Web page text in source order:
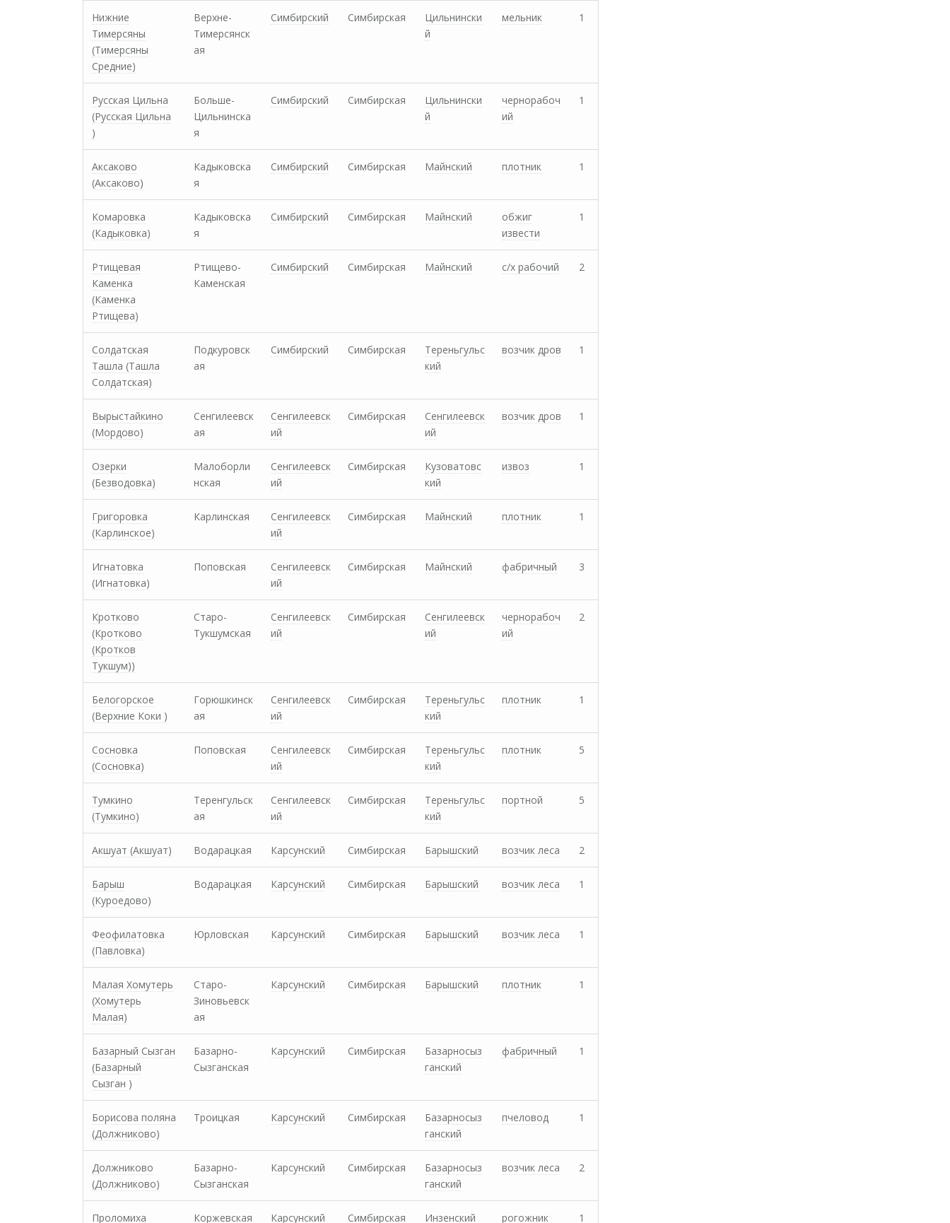
Нижние
Тимерсяны
(Тимерсяны
Средние)
Верхне-
Тимерсянск
ая
Симбирский Симбирская
Цильнински
й
мельник 1
Русская Цильна
(Русская Цильна
)
Больше-
Цильнинска
я
Симбирский Симбирская
Цильнински
й
чернорабоч
ий
1
Аксаково
(Аксаково)
Кадыковска
я
Симбирский Симбирская Майнский плотник 1
Комаровка
(Кадыковка)
Кадыковска
я
Симбирский Симбирская Майнский
обжиг
извести
1
Ртищевая
Каменка
(Каменка
Ртищева)
Ртищево-
Каменская
Симбирский Симбирская Майнский с/х рабочий 2
Солдатская
Ташла (Ташла
Солдатская)
Подкуровск
ая
Симбирский Симбирская
Тереньгульс
кий
возчик дров 1
Вырыстайкино
(Мордово)
Сенгилеевск
ая
Сенгилеевск
ий
Симбирская
Сенгилеевск
ий
возчик дров 1
Озерки
(Безводовка)
Малоборли
нская
Сенгилеевск
ий
Симбирская
Кузоватовс
кий
извоз 1
Григоровка
(Карлинское)
Карлинская
Сенгилеевск
ий
Симбирская Майнский плотник 1
Игнатовка
(Игнатовка)
Поповская
Сенгилеевск
ий
Симбирская Майнский фабричный 3
Кротково
(Кротково
(Кротков
Тукшум))
Старо-
Тукшумская
Сенгилеевск
ий
Симбирская
Сенгилеевск
ий
чернорабоч
ий
2
Белогорское
(Верхние Коки )
Горюшкинск
ая
Сенгилеевск
ий
Симбирская
Тереньгульс
кий
плотник 1
Сосновка
(Сосновка)
Поповская
Сенгилеевск
ий
Симбирская
Тереньгульс
кий
плотник 5
Тумкино
(Тумкино)
Теренгульск
ая
Сенгилеевск
ий
Симбирская
Тереньгульс
кий
портной 5
Акшуат (Акшуат) Водарацкая Карсунский Симбирская Барышский возчик леса 2
Барыш
(Куроедово)
Водарацкая Карсунский Симбирская Барышский возчик леса 1
Феофилатовка
(Павловка)
Юрловская Карсунский Симбирская Барышский возчик леса 1
Малая Хомутерь
(Хомутерь
Малая)
Старо-
Зиновьевск
ая
Карсунский Симбирская Барышский плотник 1
Базарный Сызган
(Базарный
Сызган )
Базарно-
Сызганская
Карсунский Симбирская
Базарносыз
ганский
фабричный 1
Борисова поляна
(Должниково)
Троицкая Карсунский Симбирская
Базарносыз
ганский
пчеловод 1
Должниково
(Должниково)
Базарно-
Сызганская
Карсунский Симбирская
Базарносыз
ганский
возчик леса 2
Проломиха Коржевская Карсунский Симбирская Инзенский рогожник 1